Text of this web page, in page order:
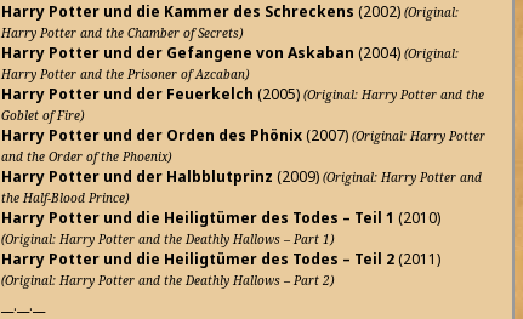
Harry Potter und die Kammer des Schreckens (2002) (Original:
Harry Potter and the Chamber of Secrets)
Harry Potter und der Gefangene von Askaban (2004) (Original:
Harry Potter and the Prisoner of Azcaban)
Harry Potter und der Feuerkelch (2005) (Original: Harry Potter and the
Goblet of Fire)
Harry Potter und der Orden des Phönix(2007) (Original: Harry Potter
and the Order of the Phoenix)
Harry Potter und der Halbblutprinz (2009) (Original: Harry Potter and
the Half-Blood Prince)
Harry Potter und die Heiligtümer des Todes – Teil 1 (2010)
(Original: Harry Potter and the Deathly Hallows – Part 1)
Harry Potter und die Heiligtümer des Todes – Teil 2(2011)
(Original: Harry Potter and the Deathly Hallows – Part 2)
__.__.__